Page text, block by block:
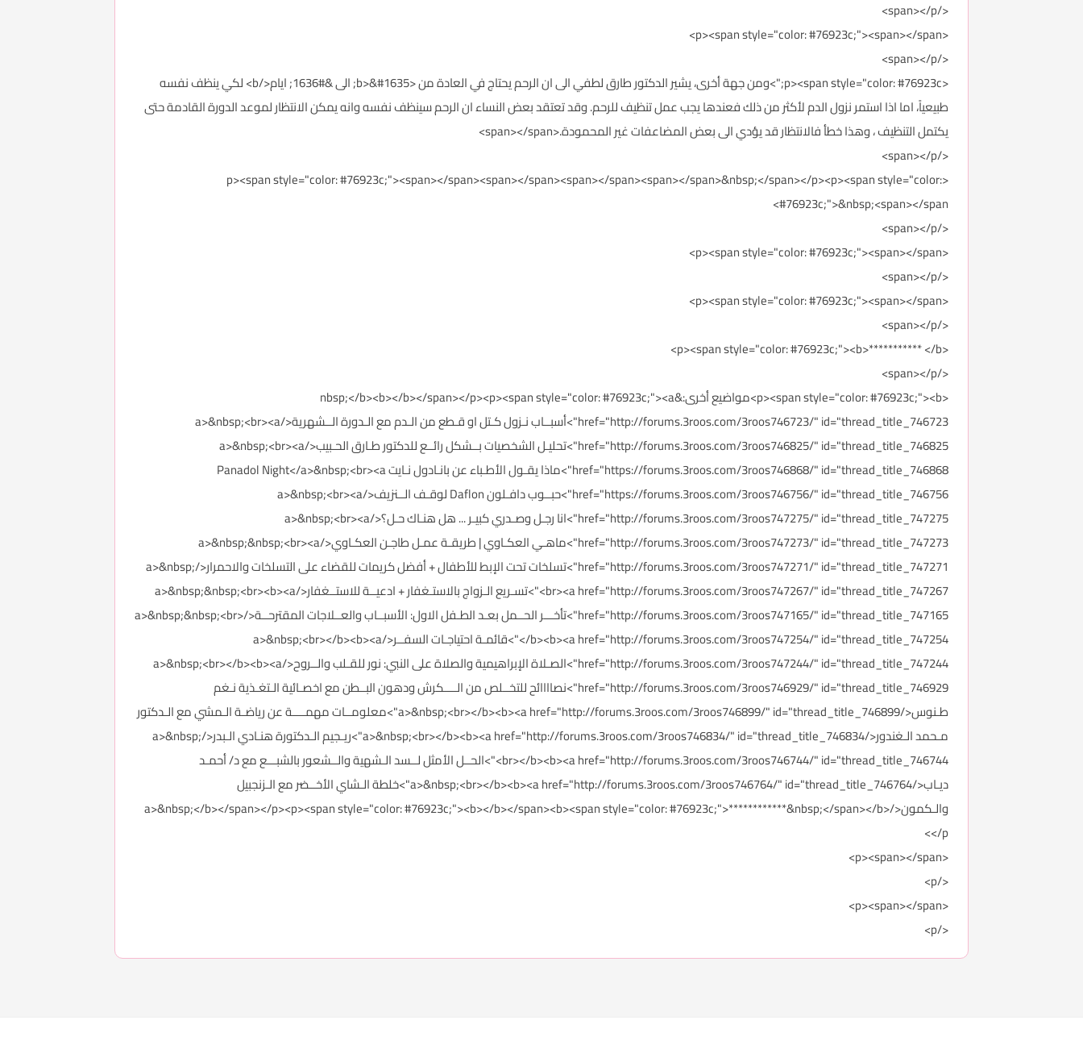
</span></p>
<p><span style="color: #76923c;"><span></span>
</span></p>
<p><span style="color: #76923c;">ومن جهة أخرى، يشير الدكتور طارق لطفي الى ان الرحم يحتاج في العادة من <b>&#1635; الى &#1636; ايام</b> لكي ينظف نفسه
طبيعياً، اما اذا استمر نزول الدم لأكثر من ذلك فعندها يجب عمل تنظيف للرحم. وقد تعتقد بعض النساء ان الرحم سينظف نفسه وانه يمكن الانتظار لموعد الدورة القادمة حتى
يكتمل التنظيف ، وهذا خطأ فالانتظار قد يؤدي الى بعض المضاعفات غير المحمودة.<span></span>
</span></p>
<p><span style="color: #76923c;"><span></span><span></span><span></span><span></span>&nbsp;</span></p><p><span style="color:
#76923c;">&nbsp;<span></span>
</span></p>
<p><span style="color: #76923c;"><span></span>
</span></p>
<p><span style="color: #76923c;"><span></span>
</span></p>
<p><span style="color: #76923c;"><b>*********** </b>
</span></p>
<p><span style="color: #76923c;"><b>مواضيع أخرى:&nbsp;</b><b></b></span></p><p><span style="color: #76923c;"><a
href="http://forums.3roos.com/3roos746723/" id="thread_title_746723">أسبــاب نـزول كـتل او قـطع من الـدم مع الـدورة الــشهرية</a>&nbsp;<br><a
href="http://forums.3roos.com/3roos746825/" id="thread_title_746825">تحليـل الشخصيات بــشكل رائــع للدكتور طـارق الحـبيب</a>&nbsp;<br><a
href="https://forums.3roos.com/3roos746868/" id="thread_title_746868">ماذا يقـول الأطـباء عن بانـادول نـايت Panadol Night</a>&nbsp;<br><a
href="https://forums.3roos.com/3roos746756/" id="thread_title_746756">حبــوب دافـلون Daflon لوقـف الــنزيف</a>&nbsp;<br><a
href="http://forums.3roos.com/3roos747275/" id="thread_title_747275">انا رجـل وصـدري كبيـر ... هل هنـاك حـل؟</a>&nbsp;<br><a
href="http://forums.3roos.com/3roos747273/" id="thread_title_747273">ماهـي العكـاوي | طريقـة عمـل طاجـن العكـاوي</a>&nbsp;&nbsp;<br><a
href="http://forums.3roos.com/3roos747271/" id="thread_title_747271">تسلخات تحت الإبط للأطفال + أفضل كريمات للقضاء على التسلخات والاحمرار</a>&nbsp;
<br><a href="http://forums.3roos.com/3roos747267/" id="thread_title_747267">تسـريع الـزواج بالاستـغفار + ادعيــة للاستــغفار</a>&nbsp;&nbsp;<br><b><a
href="http://forums.3roos.com/3roos747165/" id="thread_title_747165">تأخـــر الحــمل بعـد الطـفل الاول: الأسبــاب والعــلاجات المقترحــة</a>&nbsp;&nbsp;<br>
</b><b><a href="http://forums.3roos.com/3roos747254/" id="thread_title_747254">قائمـة احتياجـات السفــر</a>&nbsp;<br></b><b><a
href="http://forums.3roos.com/3roos747244/" id="thread_title_747244">الصـلاة الإبراهيمية والصلاة على النبي: نور للقـلب والــروح</a>&nbsp;<br></b><b><a
href="http://forums.3roos.com/3roos746929/" id="thread_title_746929">نصاااائح للتخــلص من الــــكرش ودهون البــطن مع اخصـائية الـتغـذية نـغم
طـنوس</a>&nbsp;<br></b><b><a href="http://forums.3roos.com/3roos746899/" id="thread_title_746899">معلومــات مهمــــة عن رياضـة الـمشي مع الـدكتور
مـحمد الـغندور</a>&nbsp;<br></b><b><a href="http://forums.3roos.com/3roos746834/" id="thread_title_746834">ريـجيم الـدكتورة هنـادي الـبدر</a>&nbsp;
<br></b><b><a href="http://forums.3roos.com/3roos746744/" id="thread_title_746744">الحــل الأمثل لــسد الـشهية والــشعور بالشبـــع مع د/ أحمـد
ديـاب</a>&nbsp;<br></b><b><a href="http://forums.3roos.com/3roos746764/" id="thread_title_746764">خلطة الـشاي الأخــضر مع الـزنجبيل
والـكمون</a>&nbsp;</b></span></p><p><span style="color: #76923c;"><b></b></span><b><span style="color: #76923c;">************&nbsp;</span></b>
</p>
<p><span></span>
</p>
<p><span></span>
</p>